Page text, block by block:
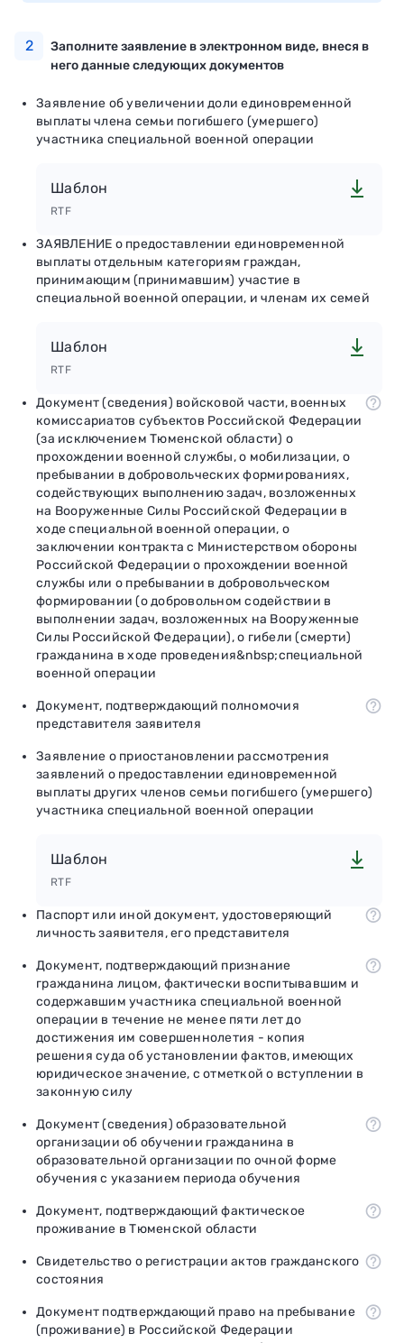
2
Заполните заявление в электронном виде, внеся в
него данные следующих документов
Заявление об увеличении доли единовременной
выплаты члена семьи погибшего (умершего)
участника специальной военной операции
Шаблон
RTF
ЗАЯВЛЕНИЕ о предоставлении единовременной
выплаты отдельным категориям граждан,
принимающим (принимавшим) участие в
специальной военной операции, и членам их семей
Шаблон
RTF
Документ (сведения) войсковой части, военных
комиссариатов субъектов Российской Федерации
(за исключением Тюменской области) о
прохождении военной службы, о мобилизации, о
пребывании в добровольческих формированиях,
содействующих выполнению задач, возложенных
на Вооруженные Силы Российской Федерации в
ходе специальной военной операции, о
заключении контракта с Министерством обороны
Российской Федерации о прохождении военной
службы или о пребывании в добровольческом
формировании (о добровольном содействии в
выполнении задач, возложенных на Вооруженные
Силы Российской Федерации), о гибели (смерти)
гражданина в ходе проведения&nbsp;специальной
военной операции
Документ, подтверждающий полномочия
представителя заявителя
Заявление о приостановлении рассмотрения
заявлений о предоставлении единовременной
выплаты других членов семьи погибшего (умершего)
участника специальной военной операции
Шаблон
RTF
Паспорт или иной документ, удостоверяющий
личность заявителя, его представителя
Документ, подтверждающий признание
гражданина лицом, фактически воспитывавшим и
содержавшим участника специальной военной
операции в течение не менее пяти лет до
достижения им совершеннолетия - копия
решения суда об установлении фактов, имеющих
юридическое значение, с отметкой о вступлении в
законную силу
Документ (сведения) образовательной
организации об обучении гражданина в
образовательной организации по очной форме
обучения с указанием периода обучения
Документ, подтверждающий фактическое
проживание в Тюменской области
Свидетельство о регистрации актов гражданского
состояния
Документ подтверждающий право на пребывание
(проживание) в Российской Федерации